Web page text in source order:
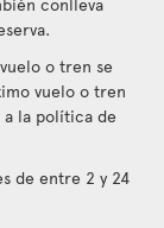
o tren se
vuelo o tren
la política de
de entre 2 y 24